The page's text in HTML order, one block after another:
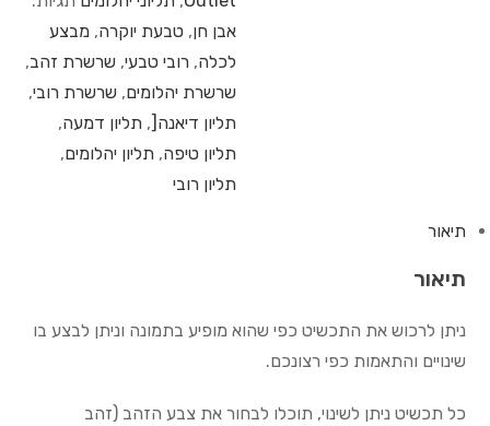
אבן חן, טבעת יוקרה, מבצע
לכלה, רובי טבעי, שרשרת זהב,
שרשרת יהלומים, שרשרת רובי,
תליון דיאנה[, תליון דמעה,
תליון טיפה, תליון יהלומים,
תליון רובי
תיאור
תיאור
ניתן לרכוש את התכשיט כפי שהוא מופיע בתמונה וניתן לבצע בו
שינויים והתאמות כפי רצונכם.
כל תכשיט ניתן לשינוי, תוכלו לבחור את צבע הזהב (זהב